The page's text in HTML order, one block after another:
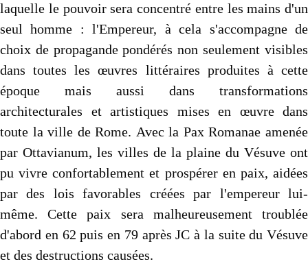
laquelle le pouvoir sera concentré entre les mains d'un
seul homme : l'Empereur, à cela s'accompagne de
choix de propagande pondérés non seulement visibles
dans toutes les œuvres littéraires produites à cette
époque mais aussi dans transformations
architecturales et artistiques mises en œuvre dans
toute la ville de Rome. Avec la Pax Romanae amenée
par Ottavianum, les villes de la plaine du Vésuve ont
pu vivre confortablement et prospérer en paix, aidées
par des lois favorables créées par l'empereur lui-
même. Cette paix sera malheureusement troublée
d'abord en 62 puis en 79 après JC à la suite du Vésuve
et des destructions causées.